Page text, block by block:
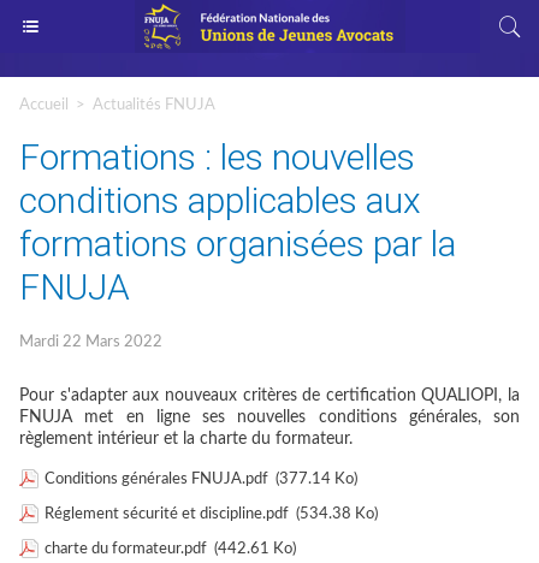
Accueil > Actualités FNUJA
Formations : les nouvelles
conditions applicables aux
formations organisées par la
FNUJA
Mardi 22 Mars 2022
Pour s'adapter aux nouveaux critères de certification QUALIOPI, la
FNUJA met en ligne ses nouvelles conditions générales, son
règlement intérieur et la charte du formateur.
Conditions générales FNUJA.pdf (377.14 Ko)
Réglement sécurité et discipline.pdf (534.38 Ko)
charte du formateur.pdf (442.61 Ko)